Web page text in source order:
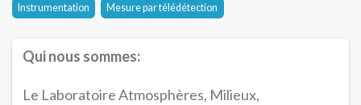
Instrumentation Mesure par télédétection
Qui nous sommes:
Le Laboratoire Atmosphères, Milieux,